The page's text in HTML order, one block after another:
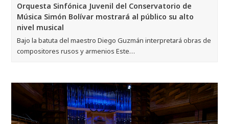
Orquesta Sinfónica Juvenil del Conservatorio de
Música Simón Bolívar mostrará al público su alto
nivel musical
Bajo la batuta del maestro Diego Guzmán interpretará obras de
compositores rusos y armenios Este…